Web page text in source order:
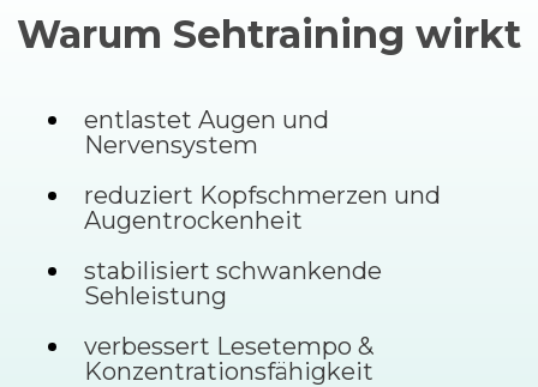
Warum Sehtraining wirkt
entlastet Augen und
Nervensystem
reduziert Kopfschmerzen und
Augentrockenheit
stabilisiert schwankende
Sehleistung
verbessert Lesetempo &
Konzentrationsfähigkeit